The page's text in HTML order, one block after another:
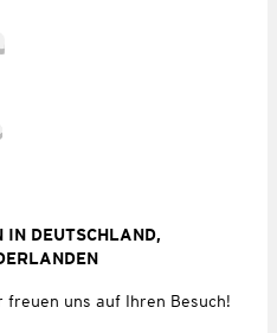
DEUTSCHLAND,
uns auf Ihren Besuch!